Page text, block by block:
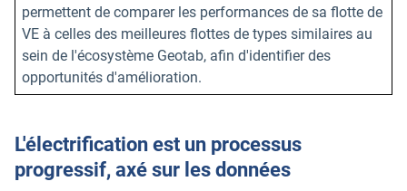
permettent de comparer les performances de sa flotte de
VE à celles des meilleures flottes de types similaires au
sein de l'écosystème Geotab, afin d'identifier des
opportunités d'amélioration.
L'électrification est un processus
progressif, axé sur les données